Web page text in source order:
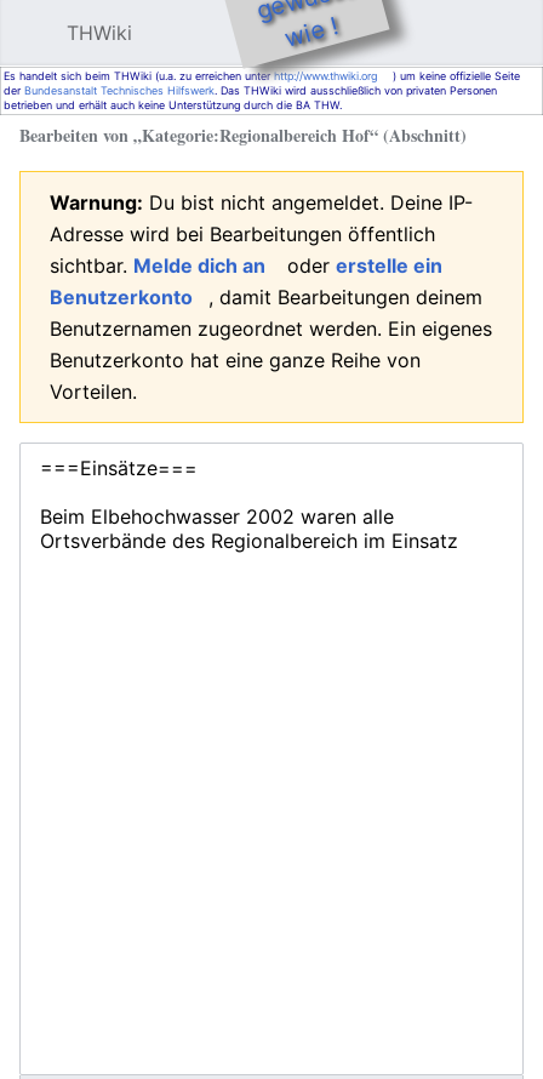
THWiki e !
Es handelt sich beim THWiki (u.a. zu erreichen unterhttp://www.thwiki.org
) um keine offizielle Seite
derBundesanstalt Technisches Hilfswerk. Das THWiki wird ausschließlich von privaten Personen
betrieben und erhält auch keine Unterstützung durch die BA THW.
Bearbeiten von „Kategorie:Regionalbereich Hof“ (Abschnitt)
Warnung: Du bist nicht angemeldet. Deine IP-
Adresse wird bei Bearbeitungen öffentlich
sichtbar. Melde dich an oder erstelle ein
Benutzerkonto
, damit Bearbeitungen deinem
Benutzernamen zugeordnet werden. Ein eigenes
Benutzerkonto hat eine ganze Reihe von
Vorteilen.